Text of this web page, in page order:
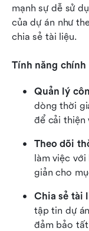
mạnh sự dễ sử
của dự án như
chia sẻ tài liệu.
Tính năng chính
Quản lý
dòng thời
để cải thiện
Theo dõi
làm việc
giản cho
Chia sẻ tài
tập tin dự
đảm bảo